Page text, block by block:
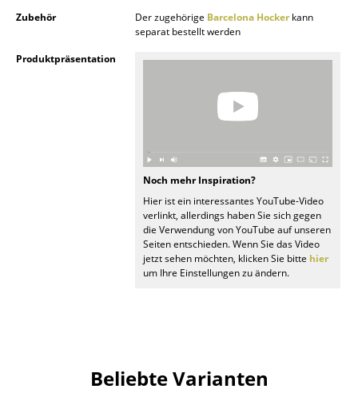
Aufbewahrungsboxen
Zubehör
Der zugehörige Barcelona Hockerkann
separat bestellt werden
Produktpräsentation
Noch mehr Inspiration?
Hier ist ein interessantes YouTube-Video
verlinkt, allerdings haben Sie sich gegen
die Verwendung von YouTube auf unseren
Seiten entschieden. Wenn Sie das Video
jetzt sehen möchten, klicken Sie bitte hier
um Ihre Einstellungen zu ändern.
Beliebte Varianten